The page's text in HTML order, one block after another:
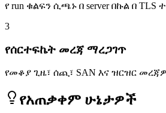
የ run ቁልፍን ሲጫኑ በ server በኩል በ TLS
3
የሰርተፍኬት መረጃ ማረጋገጥ
የመቆያ ጊዜ፣ ሰጪ፣ SAN እና ዝርዝር
የአጠቃቀም ሁኔታዎች